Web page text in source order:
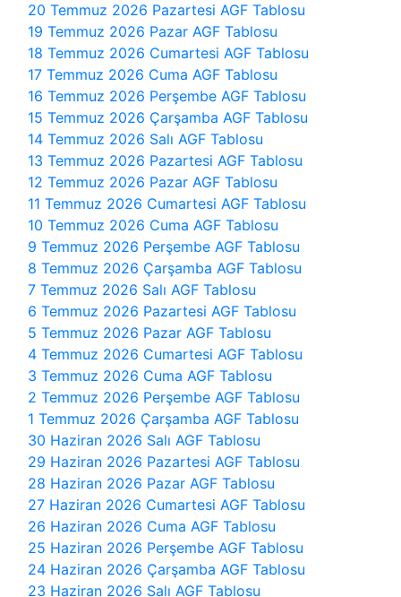
20 Temmuz 2026 Pazartesi AGF Tablosu
19 Temmuz 2026 Pazar AGF Tablosu
18 Temmuz 2026 Cumartesi AGF Tablosu
17 Temmuz 2026 Cuma AGF Tablosu
16 Temmuz 2026 Perşembe AGF Tablosu
15 Temmuz 2026 Çarşamba AGF Tablosu
14 Temmuz 2026 Salı AGF Tablosu
13 Temmuz 2026 Pazartesi AGF Tablosu
12 Temmuz 2026 Pazar AGF Tablosu
11 Temmuz 2026 Cumartesi AGF Tablosu
10 Temmuz 2026 Cuma AGF Tablosu
9 Temmuz 2026 Perşembe AGF Tablosu
8 Temmuz 2026 Çarşamba AGF Tablosu
7 Temmuz 2026 Salı AGF Tablosu
6 Temmuz 2026 Pazartesi AGF Tablosu
5 Temmuz 2026 Pazar AGF Tablosu
4 Temmuz 2026 Cumartesi AGF Tablosu
3 Temmuz 2026 Cuma AGF Tablosu
2 Temmuz 2026 Perşembe AGF Tablosu
1 Temmuz 2026 Çarşamba AGF Tablosu
30 Haziran 2026 Salı AGF Tablosu
29 Haziran 2026 Pazartesi AGF Tablosu
28 Haziran 2026 Pazar AGF Tablosu
27 Haziran 2026 Cumartesi AGF Tablosu
26 Haziran 2026 Cuma AGF Tablosu
25 Haziran 2026 Perşembe AGF Tablosu
24 Haziran 2026 Çarşamba AGF Tablosu
23 Haziran 2026 Salı AGF Tablosu